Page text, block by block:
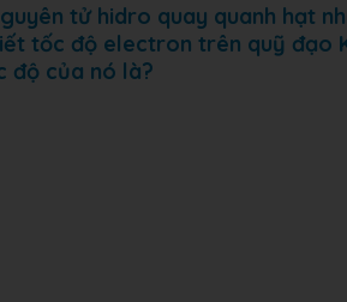
tử hidro quay quanh hạt
tốc độ electron trên quỹ đạo
độ của nó là?